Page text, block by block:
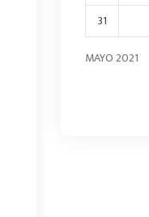
MAYO 2021
31